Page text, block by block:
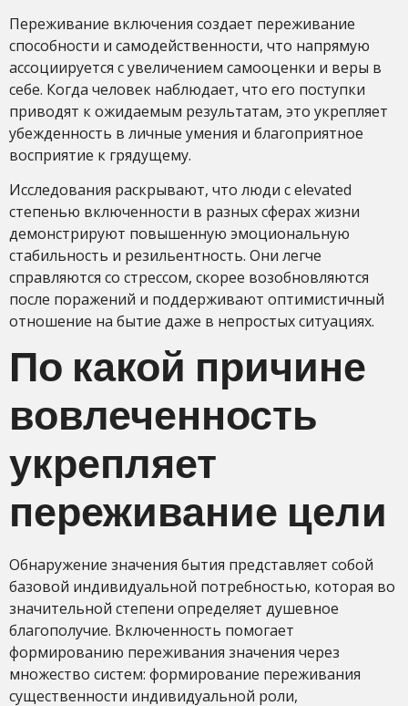
Переживание включения создает переживание
способности и самодейственности, что напрямую
ассоциируется с увеличением самооценки и веры в
себе. Когда человек наблюдает, что его поступки
приводят к ожидаемым результатам, это укрепляет
убежденность в личные умения и благоприятное
восприятие к грядущему.
Исследования раскрывают, что люди с elevated
степенью включенности в разных сферах жизни
демонстрируют повышенную эмоциональную
стабильность и резильентность. Они легче
справляются со стрессом, скорее возобновляются
после поражений и поддерживают оптимистичный
отношение на бытие даже в непростых ситуациях.
По какой причине
вовлеченность
укрепляет
переживание цели
Обнаружение значения бытия представляет собой
базовой индивидуальной потребностью, которая во
значительной степени определяет душевное
благополучие. Включенность помогает
формированию переживания значения через
множество систем: формирование переживания
существенности индивидуальной роли,